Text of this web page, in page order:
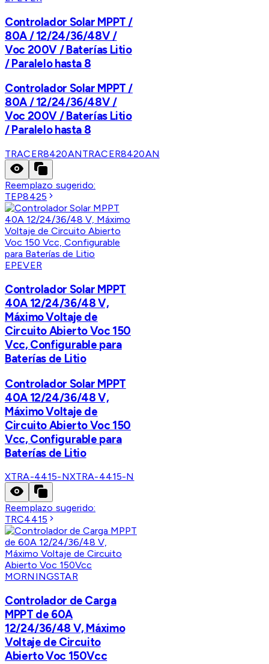
Controlador Solar MPPT /
80A / 12/24/36/48V /
Voc 200V / Baterías Litio
/ Paralelo hasta 8
Controlador Solar MPPT /
80A / 12/24/36/48V /
Voc 200V / Baterías Litio
/ Paralelo hasta 8
TRACER8420ANTRACER8420AN
Reemplazo sugerido:
TEP8425
EPEVER
Controlador Solar MPPT
40A 12/24/36/48 V,
Máximo Voltaje de
Circuito Abierto Voc 150
Vcc, Configurable para
Baterías de Litio
Controlador Solar MPPT
40A 12/24/36/48 V,
Máximo Voltaje de
Circuito Abierto Voc 150
Vcc, Configurable para
Baterías de Litio
XTRA-4415-NXTRA-4415-N
Reemplazo sugerido:
TRC4415
MORNINGSTAR
Controlador de Carga
MPPT de 60A
12/24/36/48 V, Máximo
Voltaje de Circuito
Abierto Voc 150Vcc